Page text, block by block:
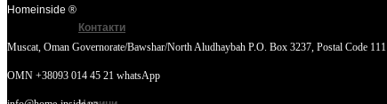
Контакти
Homeinside ®
Muscat, Oman Governorate/Bawshar/North Aludhaybah P.O. Box 3237, Postal Code 111
OMN +38093 014 45 21 whatsApp